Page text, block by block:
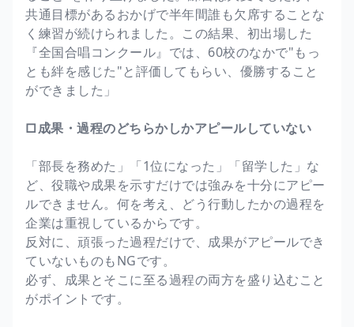
共通目標があるおかげで半年間誰も欠席することな
く練習が続けられました。この結果、初出場した
『全国合唱コンクール』では、60校のなかで"もっ
とも絆を感じた"と評価してもらい、優勝すること
ができました」
□成果・過程のどちらかしかアピールしていない
「部長を務めた」「1位になった」「留学した」な
ど、役職や成果を示すだけでは強みを十分にアピー
ルできません。何を考え、どう行動したかの過程を
企業は重視しているからです。
反対に、頑張った過程だけで、成果がアピールでき
ていないものもNGです。
必ず、成果とそこに至る過程の両方を盛り込むこと
がポイントです。